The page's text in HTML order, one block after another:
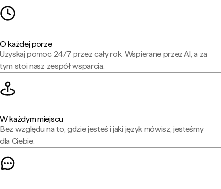
O każdej porze
Uzyskaj pomoc 24/7 przez cały rok. Wspierane przez AI, a za
tym stoi nasz zespół wsparcia.
W każdym miejscu
Bez względu na to, gdzie jesteś i jaki język mówisz, jesteśmy
dla Ciebie.